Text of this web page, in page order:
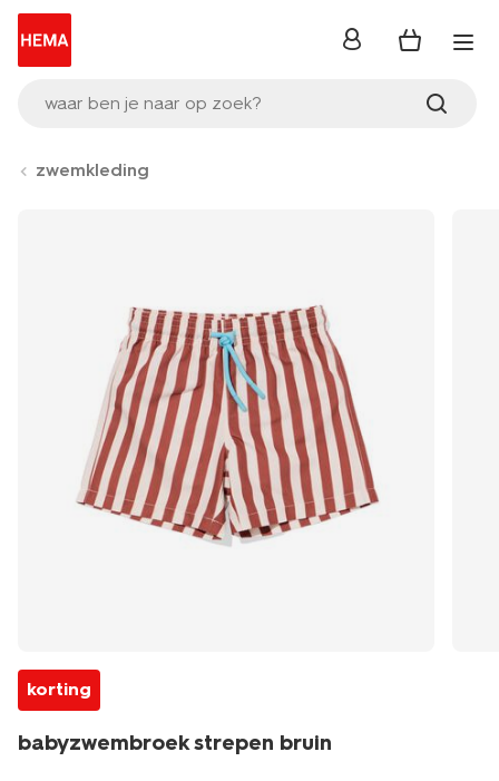
waar ben je naar op zoek?
inloggen
zwemkleding
korting
babyzwembroek strepen bruin